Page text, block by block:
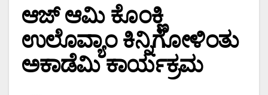
ಆಜ್ ಆಮಿ ಕೊಂಕ್ಣಿ
ಉಲೊವ್ಯಾಂ ಕಿನ್ನಿಗೋಳಿಂತು
ಅಕಾಡೆಮಿ ಕಾರ್ಯಕ್ರಮ